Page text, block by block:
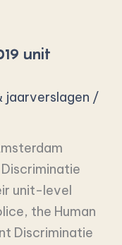
unit
jaarverslagen /
unit-level
the Human
Discriminatie